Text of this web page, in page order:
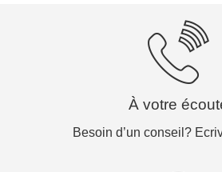
À votre
Besoin d’un conseil?